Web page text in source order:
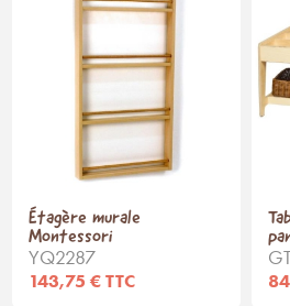
Étagère murale
Montessori
YQ2287
143,75 € TTC